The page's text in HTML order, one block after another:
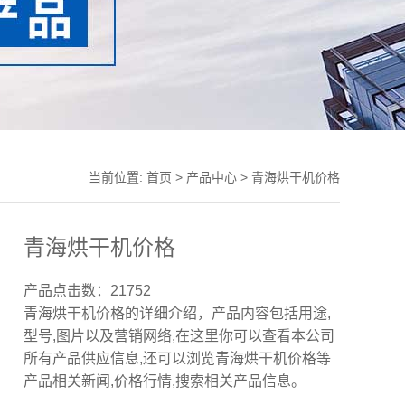
当前位置: 首页 > 产品中心 > 青海烘干机价格
青海烘干机价格
产品点击数：21752
青海烘干机价格的详细介绍，产品内容包括用途,
型号,图片以及营销网络,在这里你可以查看本公司
所有产品供应信息,还可以浏览青海烘干机价格等
产品相关新闻,价格行情,搜索相关产品信息。